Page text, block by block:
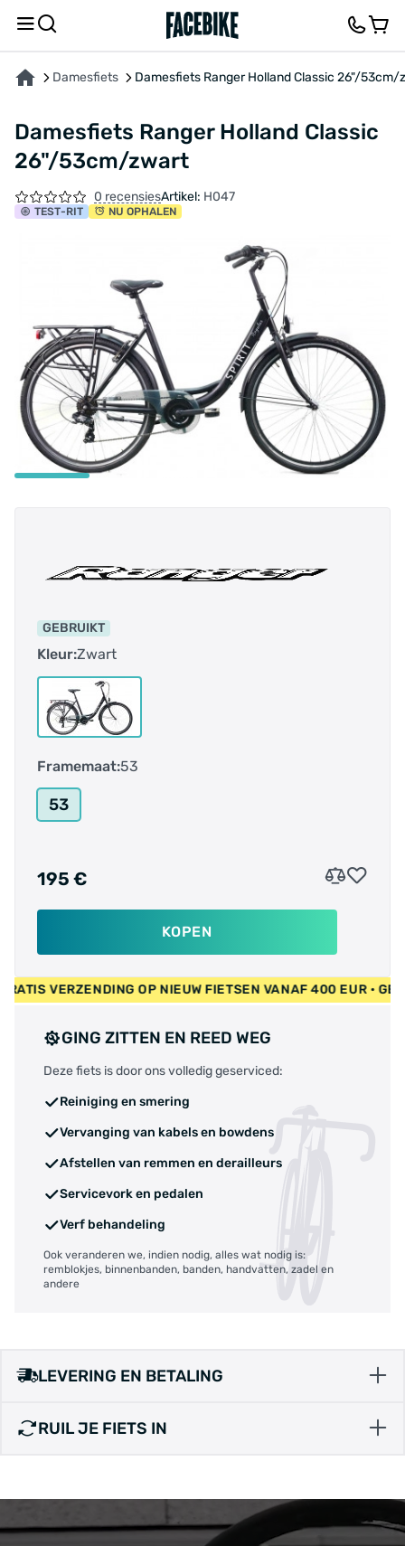
Damesfiets Damesfiets Ranger Holland Classic 26"/53cm/
Damesfiets Ranger Holland Classic
26"/53cm/zwart
0 recensiesArtikel: H047
TEST-RIT NU OPHALEN
GEBRUIKT
Kleur:Zwart
Framemaat:53
53
195 €
KOPEN
• GRATIS VERZENDING OP NIEUW FIETSEN VANAF 400
GING ZITTEN EN REED WEG
Deze fiets is door ons volledig geserviced:
Reiniging en smering
Vervanging van kabels en bowdens
Afstellen van remmen en derailleurs
Servicevork en pedalen
Verf behandeling
Ook veranderen we, indien nodig, alles wat nodig is:
remblokjes, binnenbanden, banden, handvatten, zadel en
andere
LEVERING EN BETALING
RUIL JE FIETS IN
OVER HET PRODUCT KENMERKENBESCHRIJVING FEEDBACK EN VRAGEN